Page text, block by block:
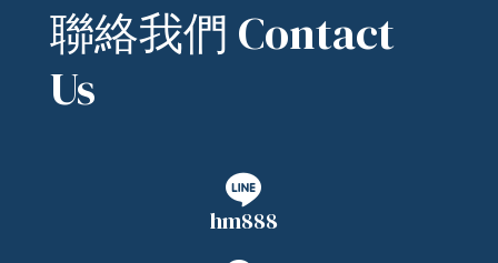
聯絡我們 Contact
Us
hm888